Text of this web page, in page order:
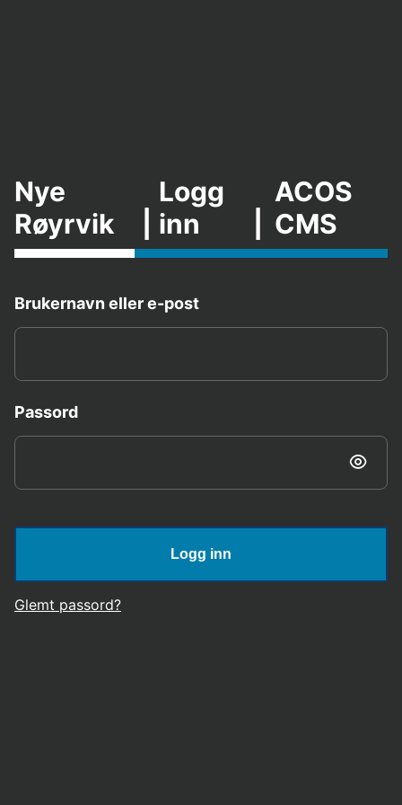
Nye
Røyrvik
Logg
inn
ACOS
CMS
Brukernavn eller e-post
Passord
Logg inn
Glemt passord?